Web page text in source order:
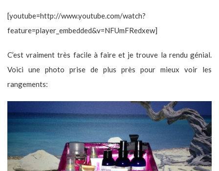
[youtube=http://www.youtube.com/watch?
feature=player_embedded&v=NFUmFRedxew]
C’est vraiment très facile à faire et je trouve la rendu génial.
Voici une photo prise de plus près pour mieux voir les
rangements: